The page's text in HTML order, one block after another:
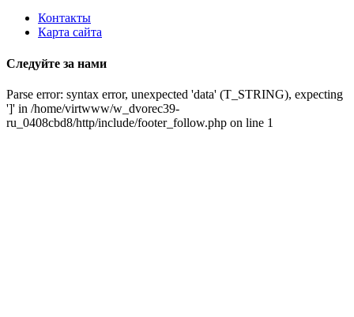
Контакты
Карта сайта
Следуйте за нами
Parse error: syntax error, unexpected 'data' (T_STRING), expecting
']' in /home/virtwww/w_dvorec39-
ru_0408cbd8/http/include/footer_follow.php on line 1